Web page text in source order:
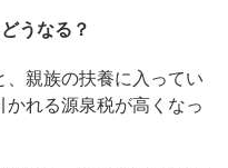
うなる？
親族の扶養に入ってい
れる源泉税が高くなっ